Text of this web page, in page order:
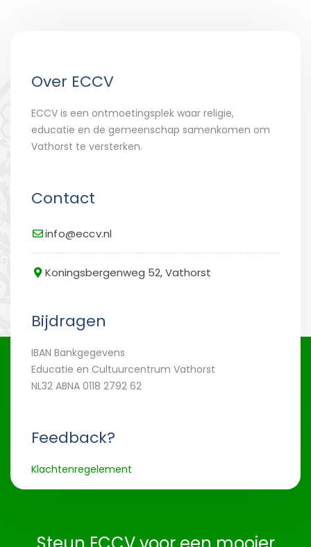
Over ECCV
ECCV is een ontmoetingsplek waar religie,
educatie en de gemeenschap samenkomen om
Vathorst te versterken.
Contact
info@eccv.nl
Koningsbergenweg 52, Vathorst
Bijdragen
IBAN Bankgegevens
Educatie en Cultuurcentrum Vathorst
NL32 ABNA 0118 2792 62
Feedback?
Klachtenregelement